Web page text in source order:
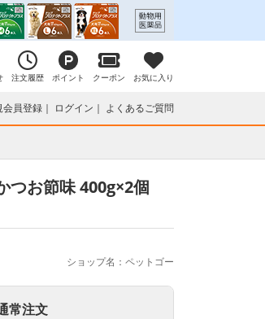
注文履歴 ポイント クーポン お気に入り
会員登録 ログイン よくあるご質問
つお節味 400g×2個
ショップ名：ペットゴー
常注文